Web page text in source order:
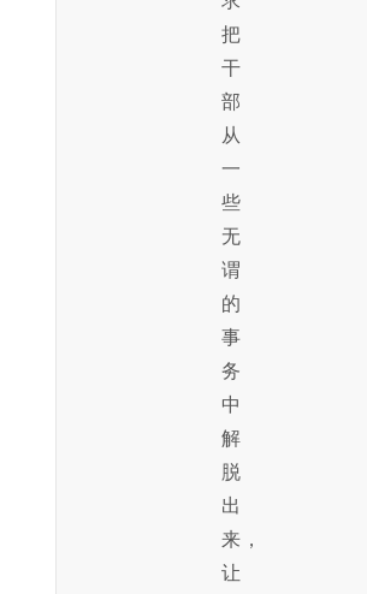
把
干
部
从
一
些
无
谓
的
事
务
中
解
脱
出
来，
让